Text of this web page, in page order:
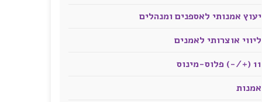
יעוץ אמנותי לאספנים ומנהלים
ליווי אוצרותי לאמנים
11 (+/-) פלוס-מינוס
אמנות